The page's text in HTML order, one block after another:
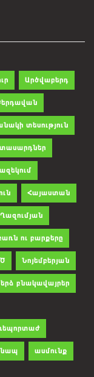
Արծվաբերդ
տեսություն
Հայաստան
ու բարքերը
Նոյեմբերյան
բնակավայրեր
ասմունք